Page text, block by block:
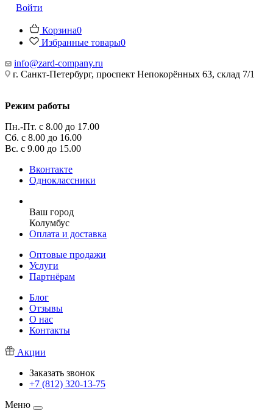
Войти
Корзина0
Избранные товары0
info@zard-company.ru
г. Санкт-Петербург, проспект Непокорённых 63, склад 7/1
Режим работы
Пн.-Пт. с 8.00 до 17.00
Сб. с 8.00 до 16.00
Вс. с 9.00 до 15.00
Вконтакте
Одноклассники
Ваш город
Колумбус
Оплата и доставка
Оптовые продажи
Услуги
Партнёрам
Блог
Отзывы
О нас
Контакты
Акции
Заказать звонок
+7 (812) 320-13-75
Меню